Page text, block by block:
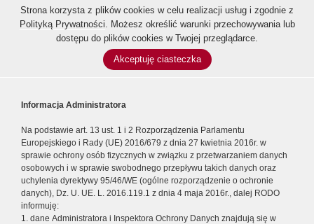
Strona korzysta z plików cookies w celu realizacji usług i zgodnie z
Polityką Prywatności. Możesz określić warunki przechowywania lub
dostępu do plików cookies w Twojej przeglądarce.
Akceptuję ciasteczka
Informacja Administratora
Na podstawie art. 13 ust. 1 i 2 Rozporządzenia Parlamentu
Europejskiego i Rady (UE) 2016/679 z dnia 27 kwietnia 2016r. w
sprawie ochrony osób fizycznych w związku z przetwarzaniem danych
osobowych i w sprawie swobodnego przepływu takich danych oraz
uchylenia dyrektywy 95/46/WE (ogólne rozporządzenie o ochronie
danych), Dz. U. UE. L. 2016.119.1 z dnia 4 maja 2016r., dalej RODO
informuję:
1. dane Administratora i Inspektora Ochrony Danych znajdują się w